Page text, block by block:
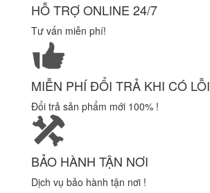
HỖ TRỢ ONLINE 24/7
Tư vấn miễn phí!
MIỄN PHÍ ĐỔI TRẢ KHI CÓ LỖI
Đổi trả sản phẩm mới 100% !
BẢO HÀNH TẬN NƠI
Dịch vụ bảo hành tận nơi !